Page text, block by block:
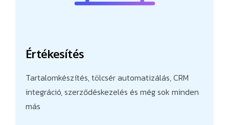
Értékesítés
Tartalomkészítés, tölcsér automatizálás, CRM
integráció, szerződéskezelés és még sok minden
más